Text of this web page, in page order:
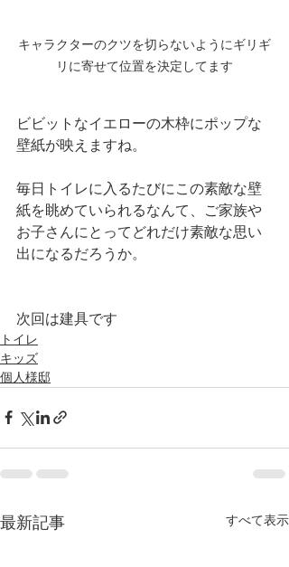
キャラクターのクツを切らないようにギリギ
リに寄せて位置を決定してます
ビビットなイエローの木枠にポップな
壁紙が映えますね。
毎日トイレに入るたびにこの素敵な壁
紙を眺めていられるなんて、ご家族や
お子さんにとってどれだけ素敵な思い
出になるだろうか。
次回は建具です
トイレ
キッズ
個人様邸
最新記事 すべて表示